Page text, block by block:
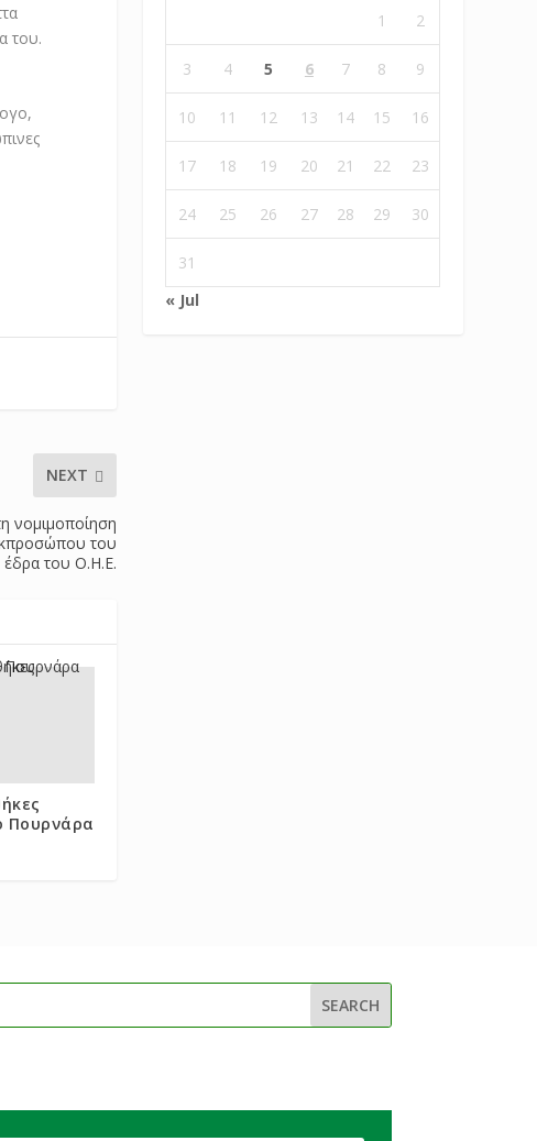
του.
NEXT
νομιμοποίηση
του
έδρα του Ο.Η.Ε.
Πουρνάρα
1 2
3 4 5 6 7 8 9
10 11 12 13 14 15 16
17 18 19 20 21 22 23
24 25 26 27 28 29 30
31
« Jul